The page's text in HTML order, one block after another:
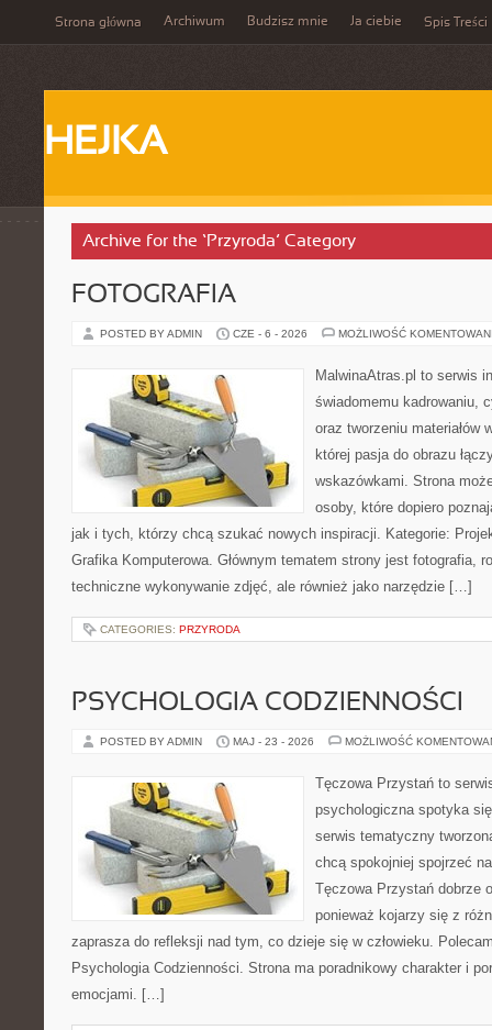
Strona główna Archiwum Budzisz mnie Ja ciebie Spis Treści
HEJKA
Archive for the ‘Przyroda’ Category
FOTOGRAFIA
POSTED BY ADMIN CZE - 6 - 2026 MOŻLIWOŚĆ
MalwinaAtras.pl to serwis
świadomemu kadrowaniu,
oraz tworzeniu materiałów
której pasja do obrazu
wskazówkami. Strona
osoby, które dopiero
jak i tych, którzy chcą szukać nowych inspiracji. Kategorie:
Grafika Komputerowa. Głównym tematem strony jest fotografia,
techniczne wykonywanie zdjęć, ale również jako narzędzie […]
CATEGORIES: PRZYRODA
PSYCHOLOGIA CODZIENNOŚCI
POSTED BY ADMIN MAJ - 23 - 2026 MOŻLIWOŚĆ
Tęczowa Przystań to
psychologiczna spotyka
serwis tematyczny
chcą spokojniej spojrzeć
Tęczowa Przystań dobrze
ponieważ kojarzy się z
zaprasza do refleksji nad tym, co dzieje się w człowieku.
Psychologia Codzienności. Strona ma poradnikowy charakter i
emocjami. […]